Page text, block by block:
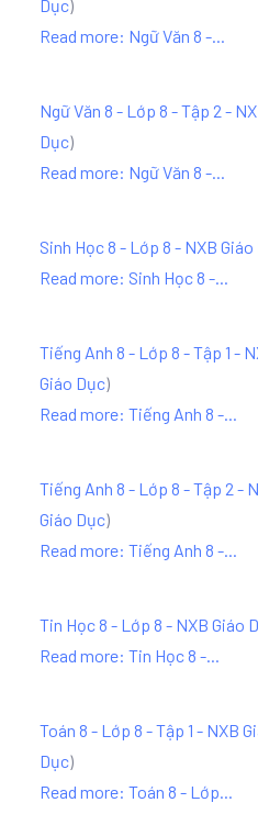
Dục)
Read more: Ngữ Văn 8 -...
Ngữ Văn 8 - Lớp 8 - Tập 2 -
Dục)
Read more: Ngữ Văn 8 -...
Sinh Học 8 - Lớp 8 - NXB
Read more: Sinh Học 8 -...
Tiếng Anh 8 - Lớp 8 - Tập 1 -
Giáo Dục)
Read more: Tiếng Anh 8 -...
Tiếng Anh 8 - Lớp 8 - Tập 2 -
Giáo Dục)
Read more: Tiếng Anh 8 -...
Tin Học 8 - Lớp 8 - NXB Giáo
Read more: Tin Học 8 -...
Toán 8 - Lớp 8 - Tập 1 - NXB
Dục)
Read more: Toán 8 - Lớp...